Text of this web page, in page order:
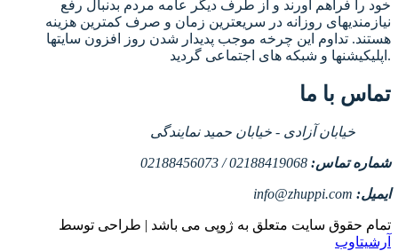
خود را فراهم آورند و از طرف دیگر عامه مردم بدنبال رفع
نیازمندیهای روزانه در سریعترین زمان و صرف کمترین هزینه
هستند. تداوم این چرخه موجب پدیدار شدن روز افزون سایتها
اپلیکیشنها و شبکه های اجتماعی گردید.
تماس با ما
خیابان آزادی - خیابان حمید نمایندگی
شماره تماس: 02188419068 / 02188456073
ایمیل: info@zhuppi.com
تمام حقوق سایت متعلق به ژوپی می باشد | طراحی توسط
آرشیتاوب